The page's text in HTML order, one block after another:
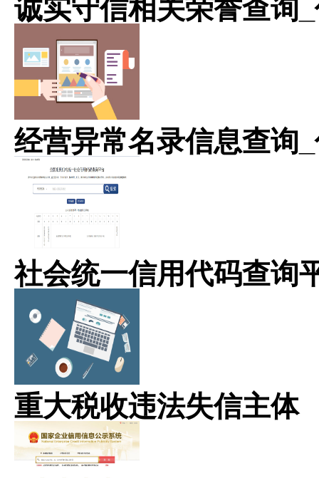
诚实守信相关荣誉查询
经营异常名录信息查询
社会统一信用代码查询
重大税收违法失信主体